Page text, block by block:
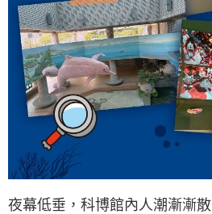
夜幕低垂，科博館內人潮漸漸